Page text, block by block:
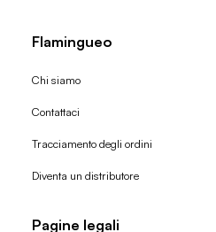
Flamingueo
Chi siamo
Contattaci
Tracciamento degli ordini
Diventa un distributore
Pagine legali